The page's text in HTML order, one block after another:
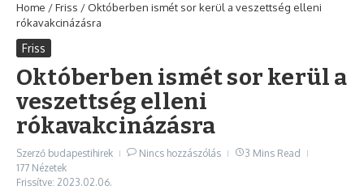
Home /Friss /Októberben ismét sor kerül a veszettség elleni
rókavakcinázásra
Friss
Októberben ismét sor kerül a
veszettség elleni
rókavakcinázásra
Szerző budapestihirek Nincs hozzászólás
3 Mins Read
177 Nézetek
Frissítve: 2023.02.06.